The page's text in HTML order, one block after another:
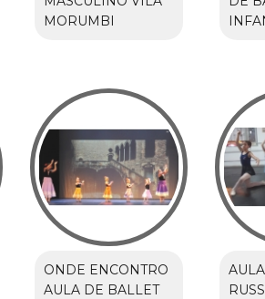
MORUMBI
ONDE ENCONTRO
AULA DE BALLET